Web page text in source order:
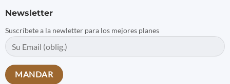
Newsletter
Suscríbete a la newletter para los mejores planes